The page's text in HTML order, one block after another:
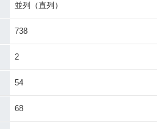
並列（直列）
738
2
54
68